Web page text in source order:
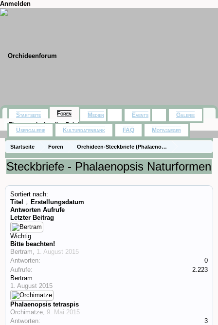
Anmelden
Startseite Foren Orchideen-Steckbriefe (Phalaenopsis Naturformen
Steckbriefe - Phalaenopsis Naturformen
Sortiert nach:
Titel ↓ Erstellungsdatum
Antworten Aufrufe
Letzter Beitrag
Wichtig
Bitte beachten!
Bertram, 1. August 2015
Antworten:
0
Aufrufe:
2.223
Bertram
1. August 2015
Phalaenopsis tetraspis
Orchimatze, 9. Mai 2015
Antworten:
3
Startseite Foren
Themen mit aktuellen Beiträgen
Medien Events Galerie
Usergalerie Kulturdatenbank FAQ Motivjaeger